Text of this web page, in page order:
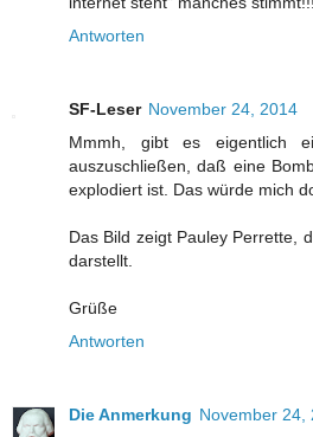
Antworten
SF-Leser November 24, 2014
Mmmh, gibt es eigentlich
auszuschließen, daß eine
explodiert ist. Das würde mich
Das Bild zeigt Pauley Perrette,
darstellt.
Grüße
Antworten
Die Anmerkung November 24,